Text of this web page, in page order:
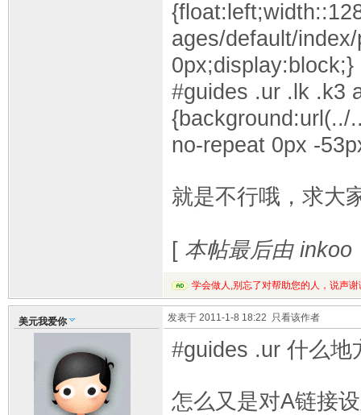
ages/default/
0px;display:block;}
#guides .ur .lk .k3
{background:url(../
no-repeat 0px -
就是不行哦，求大
[本帖最后由 inkoo
学会做人,别忘了对帮助您的人，说声谢
美元我爱你 发表于 2011-1-8 18:22 只看该作者
#guides .ur 什么地
怎么又是对A链接